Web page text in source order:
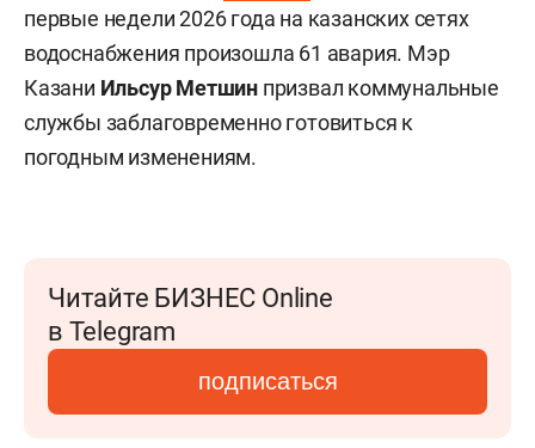
первые недели 2026 года на казанских сетях
водоснабжения произошла 61 авария. Мэр
Казани Ильсур Метшин призвал коммунальные
службы заблаговременно готовиться к
погодным изменениям.
Читайте БИЗНЕС Online
в Telegram
подписаться